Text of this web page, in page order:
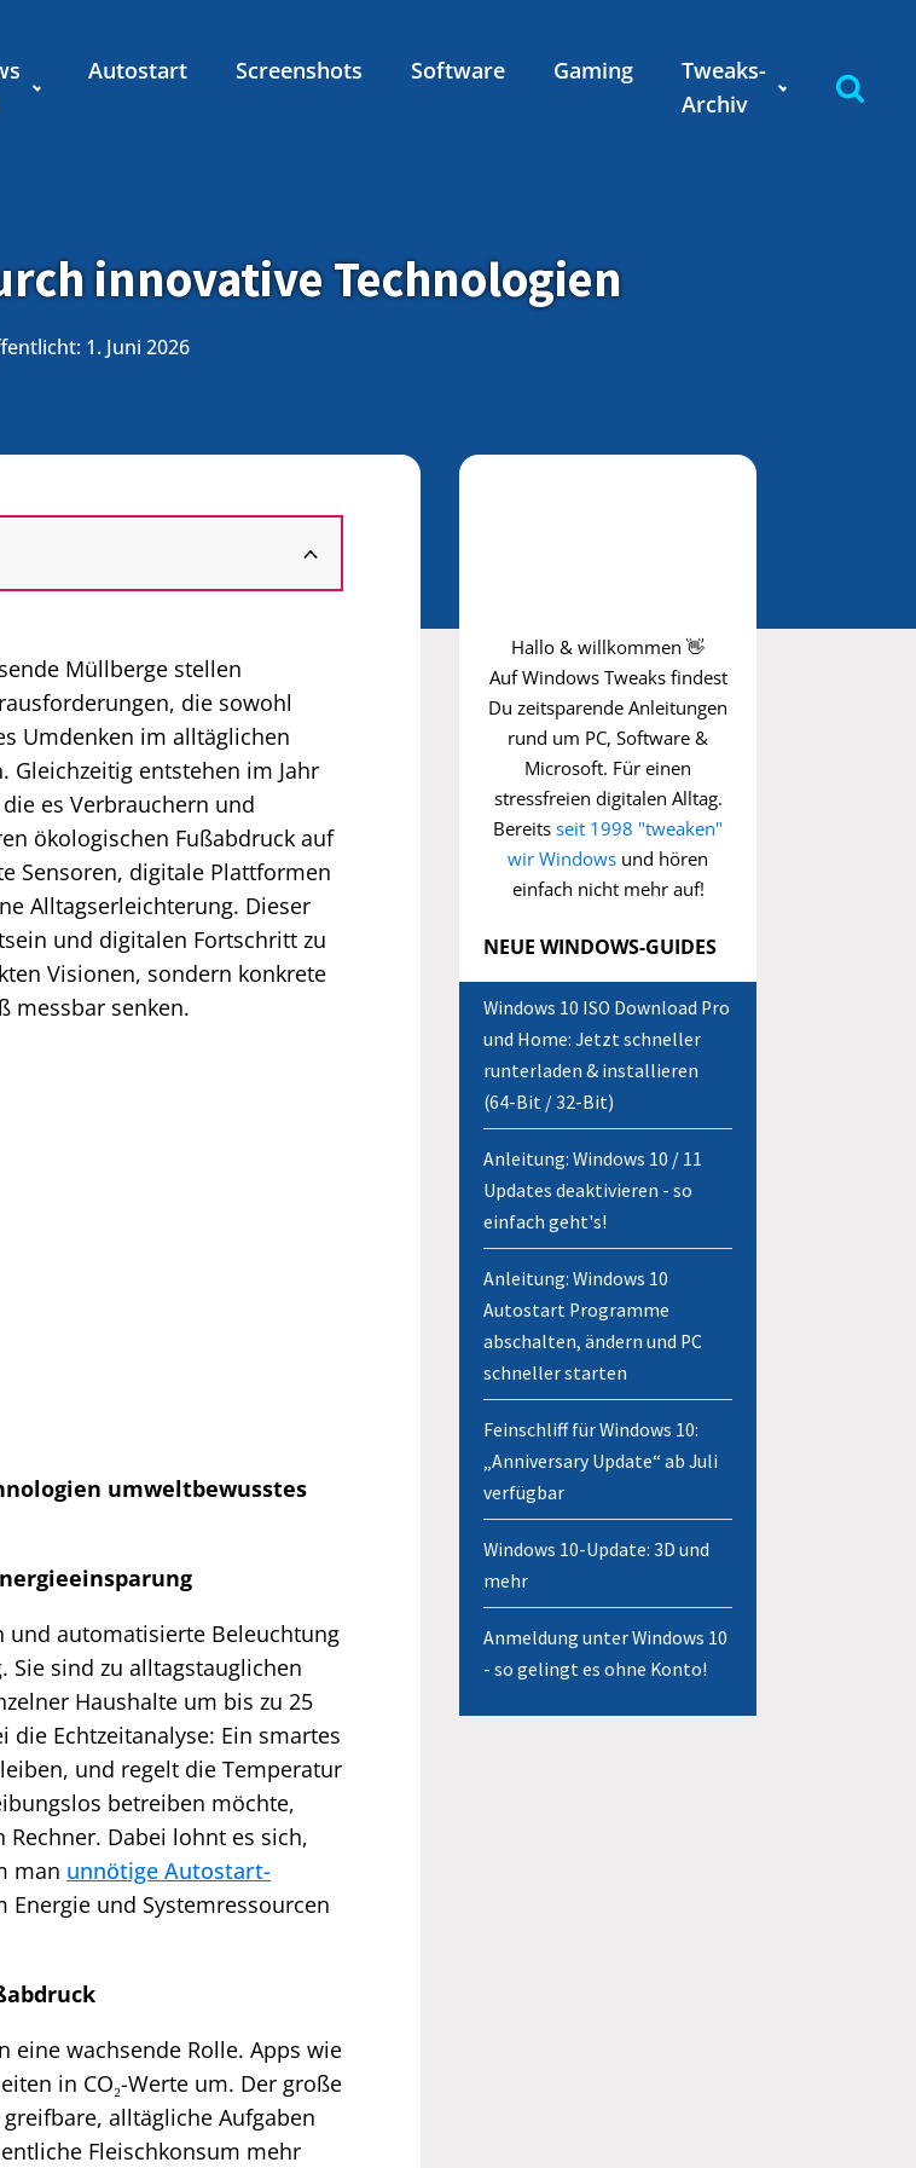
Autostart Screenshots Software Gaming
Tweaks-
Archiv
innovative Technologien
1. Juni 2026
Müllberge stellen
die sowohl
Umdenken im alltäglichen
Gleichzeitig entstehen im Jahr
es Verbrauchern und
ökologischen Fußabdruck auf
Sensoren, digitale Plattformen
Alltagserleichterung. Dieser
und digitalen Fortschritt zu
Visionen, sondern konkrete
messbar senken.
umweltbewusstes
und automatisierte Beleuchtung
Sie sind zu alltagstauglichen
Haushalte um bis zu 25
die Echtzeitanalyse: Ein smartes
und regelt die Temperatur
betreiben möchte,
Dabei lohnt es sich,
man unnötige Autostart-
Energie und Systemressourcen
eine wachsende Rolle. Apps wie
in CO₂-Werte um. Der große
alltägliche Aufgaben
Fleischkonsum mehr
Hallo & willkommen 👋
Auf Windows Tweaks findest
Du zeitsparende Anleitungen
rund um PC, Software &
Microsoft. Für einen
stressfreien digitalen Alltag.
Bereits seit 1998 "tweaken"
wir Windows und hören
einfach nicht mehr auf!
NEUE WINDOWS-GUIDES
Windows 10 ISO Download Pro
und Home: Jetzt schneller
runterladen & installieren
(64-Bit / 32-Bit)
Anleitung: Windows 10 / 11
Updates deaktivieren - so
einfach geht's!
Anleitung: Windows 10
Autostart Programme
abschalten, ändern und PC
schneller starten
Feinschliff für Windows 10:
„Anniversary Update“ ab Juli
verfügbar
Windows 10-Update: 3D und
mehr
Anmeldung unter Windows 10
- so gelingt es ohne Konto!